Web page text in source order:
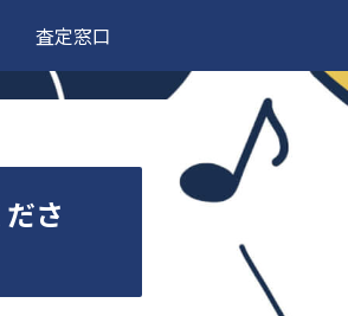
査定窓口
さ